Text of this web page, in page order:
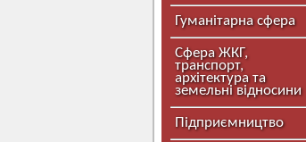
Гуманітарна сфера
Сфера ЖКГ,
транспорт,
архітектура та
земельні відносини
Підприємництво